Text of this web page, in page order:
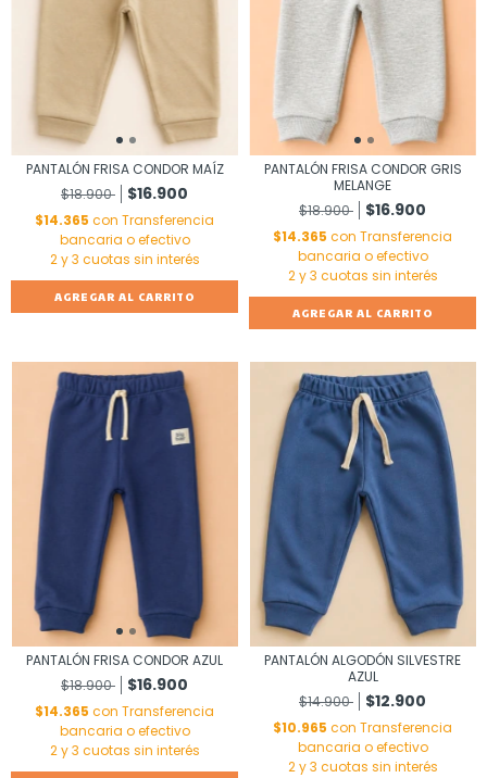
PANTALÓN FRISA CONDOR MAÍZ
$18.900
$16.900
$14.365 con Transferencia
bancaria o efectivo
AGREGAR AL CARRITO
PANTALÓN FRISA CONDOR GRIS
MELANGE
$18.900
$16.900
$14.365 con Transferencia
bancaria o efectivo
AGREGAR AL CARRITO
PANTALÓN FRISA CONDOR AZUL
$18.900
$16.900
$14.365 con Transferencia
bancaria o efectivo
PANTALÓN ALGODÓN SILVESTRE
AZUL
$14.900
$12.900
$10.965 con Transferencia
bancaria o efectivo